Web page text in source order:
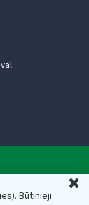
Būtinieji